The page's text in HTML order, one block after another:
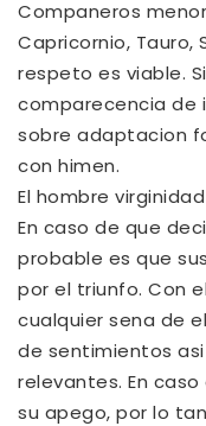
Companeros
Capricornio, Tauro,
respeto es viable.
comparecencia de
sobre adaptacion
con himen.
El hombre
En caso de que
probable es que
por el triunfo. Con
cualquier sena de
de sentimientos
relevantes. En
su apego, por lo